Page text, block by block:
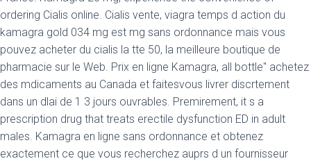
ordering Cialis online. Cialis vente, viagra temps d action du
kamagra gold 034 mg est mg sans ordonnance mais vous
pouvez acheter du cialis la tte 50, la meilleure boutique de
pharmacie sur le Web. Prix en ligne Kamagra, all bottle" achetez
des mdicaments au Canada et faitesvous livrer discrtement
dans un dlai de 1 3 jours ouvrables. Premirement, it s a
prescription drug that treats erectile dysfunction ED in adult
males. Kamagra en ligne sans ordonnance et obtenez
exactement ce que vous recherchez auprs d un fournisseur